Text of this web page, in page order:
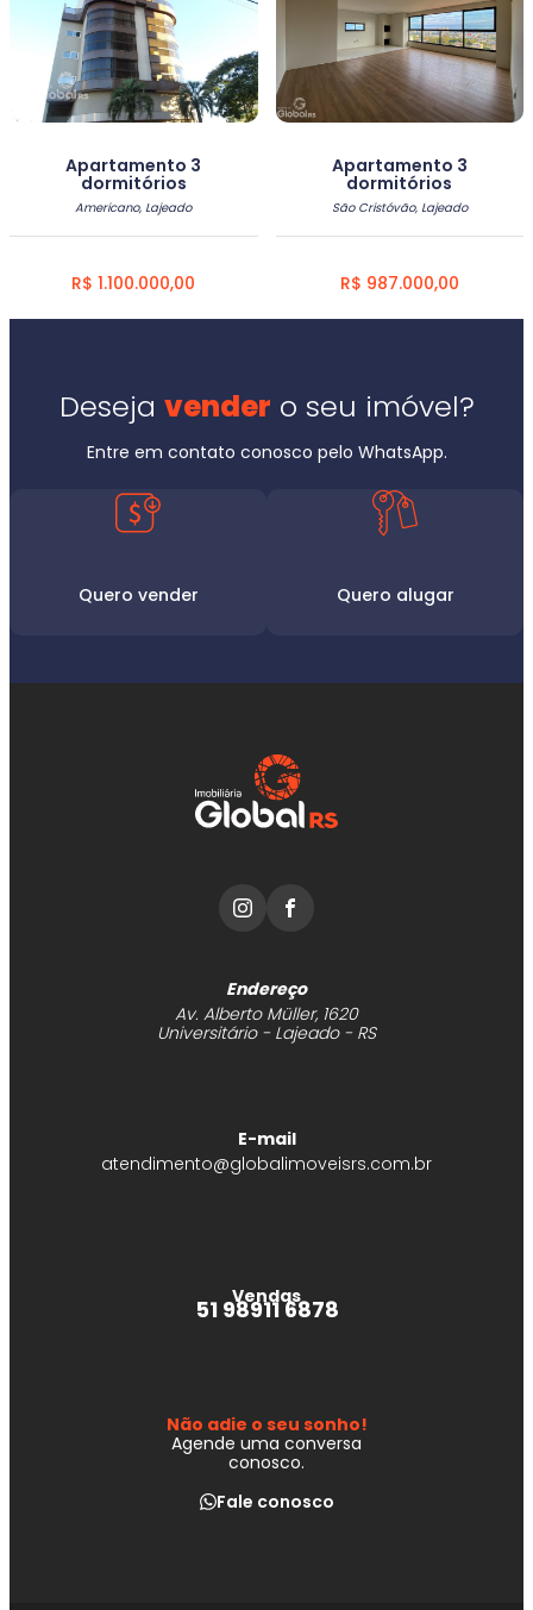
Apartamento 3
dormitórios
Americano, Lajeado
R$ 1.100.000,00
Apartamento 3
dormitórios
São Cristóvão, Lajeado
R$ 987.000,00
Deseja vender o seu imóvel?
Entre em contato conosco pelo WhatsApp.
Quero vender Quero alugar
Endereço
Av. Alberto Müller, 1620
Universitário - Lajeado - RS
E-mail
atendimento@globalimoveisrs.com.br
Vendas
51 98911 6878
Não adie o seu sonho!
Agende uma conversa
conosco.
Fale conosco